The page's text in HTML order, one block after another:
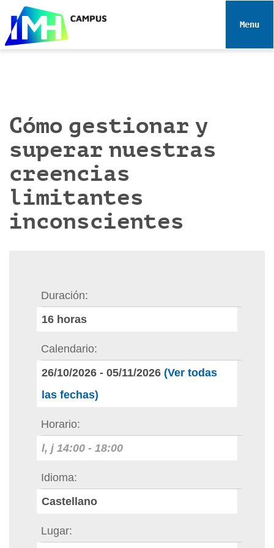
e
Toggle
Cómo gestionar y
superar nuestras
creencias
limitantes
inconscientes
Duración
16 horas
Calendario
26/10/2026 - 05/11/2026 (Ver todas
las fechas)
Horario
l, j 14:00 - 18:00
Idioma
Castellano
Lugar